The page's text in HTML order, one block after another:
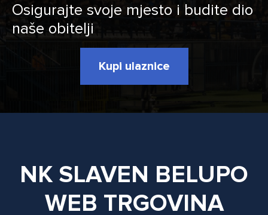
Osigurajte svoje mjesto i budite dio
naše obitelji
Kupi ulaznice
NK SLAVEN BELUPO
WEB TRGOVINA